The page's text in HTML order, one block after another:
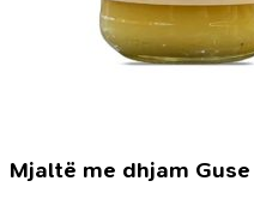
Mjaltë me dhjam Guse